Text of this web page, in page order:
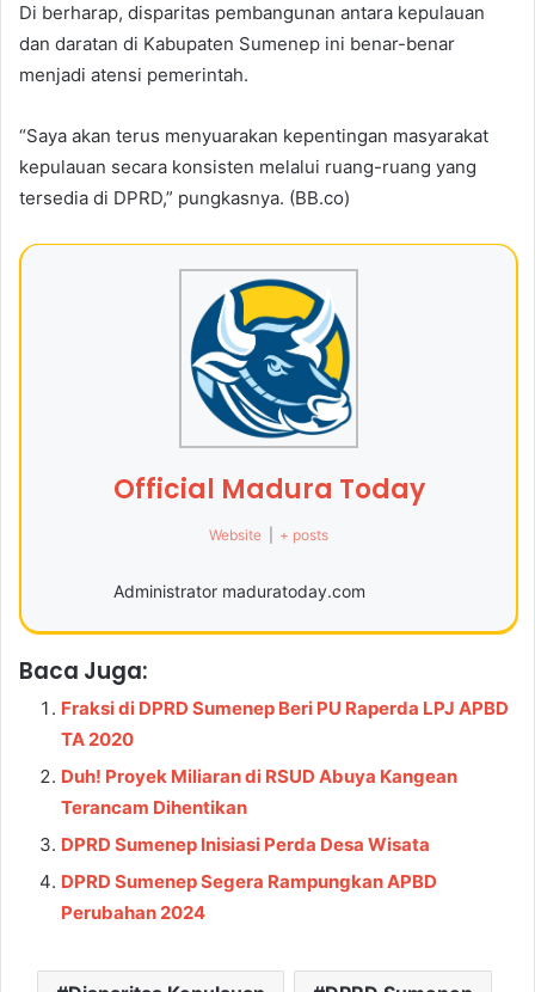
Di berharap, disparitas pembangunan antara kepulauan
dan daratan di Kabupaten Sumenep ini benar-benar
menjadi atensi pemerintah.
“Saya akan terus menyuarakan kepentingan masyarakat
kepulauan secara konsisten melalui ruang-ruang yang
tersedia di DPRD,” pungkasnya. (BB.co)
Official Madura Today
Website + posts
Administrator maduratoday.com
Baca Juga:
Fraksi di DPRD Sumenep Beri PU Raperda LPJ APBD
TA 2020
Duh! Proyek Miliaran di RSUD Abuya Kangean
Terancam Dihentikan
DPRD Sumenep Inisiasi Perda Desa Wisata
DPRD Sumenep Segera Rampungkan APBD
Perubahan 2024